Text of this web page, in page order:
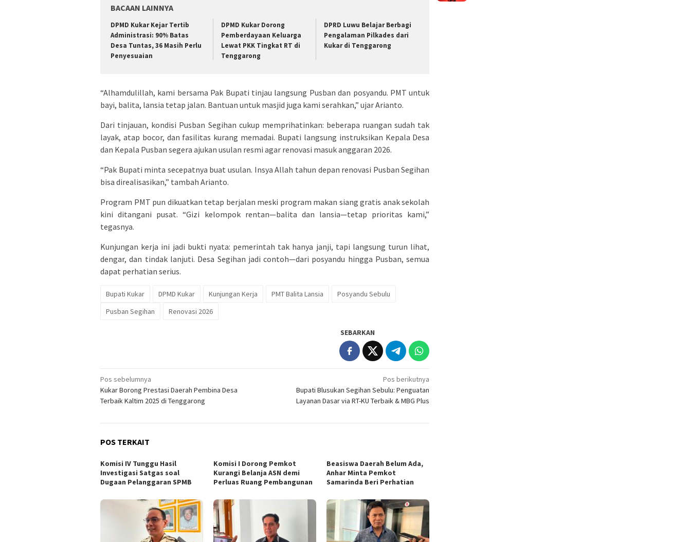
BACAAN LAINNYA
DPMD Kukar Kejar Tertib
Administrasi: 90% Batas
Desa Tuntas, 36 Masih Perlu
Penyesuaian
DPMD Kukar Dorong
Pemberdayaan Keluarga
Lewat PKK Tingkat RT di
Tenggarong
DPRD Luwu Belajar Berbagi
Pengalaman Pilkades dari
Kukar di Tenggarong
“Alhamdulillah, kami bersama Pak Bupati tinjau langsung Pusban dan posyandu. PMT untuk
bayi, balita, lansia tetap jalan. Bantuan untuk masjid juga kami serahkan,” ujar Arianto.
Dari tinjauan, kondisi Pusban Segihan cukup memprihatinkan: beberapa ruangan sudah tak
layak, atap bocor, dan fasilitas kurang memadai. Bupati langsung instruksikan Kepala Desa
dan Kepala Pusban segera ajukan usulan resmi agar renovasi masuk anggaran 2026.
“Pak Bupati minta secepatnya buat usulan. Insya Allah tahun depan renovasi Pusban Segihan
bisa direalisasikan,” tambah Arianto.
Program PMT pun dikuatkan tetap berjalan meski program makan siang gratis anak sekolah
kini ditangani pusat. “Gizi kelompok rentan—balita dan lansia—tetap prioritas kami,”
tegasnya.
Kunjungan kerja ini jadi bukti nyata: pemerintah tak hanya janji, tapi langsung turun lihat,
dengar, dan tindak lanjuti. Desa Segihan jadi contoh—dari posyandu hingga Pusban, semua
dapat perhatian serius.
Bupati Kukar DPMD Kukar Kunjungan Kerja PMT Balita Lansia
Posyandu Sebulu
Pusban Segihan
Renovasi 2026
SEBARKAN
Navigasi
pos
Pos sebelumnya
Kukar Borong Prestasi Daerah Pembina Desa
Terbaik Kaltim 2025 di Tenggarong
Pos berikutnya
Bupati Blusukan Segihan Sebulu: Penguatan
Layanan Dasar via RT-KU Terbaik & MBG Plus
POS TERKAIT
Komisi IV Tunggu Hasil
Investigasi Satgas soal
Dugaan Pelanggaran SPMB
Komisi I Dorong Pemkot
Kurangi Belanja ASN demi
Perluas Ruang Pembangunan
Beasiswa Daerah Belum Ada,
Anhar Minta Pemkot
Samarinda Beri Perhatian